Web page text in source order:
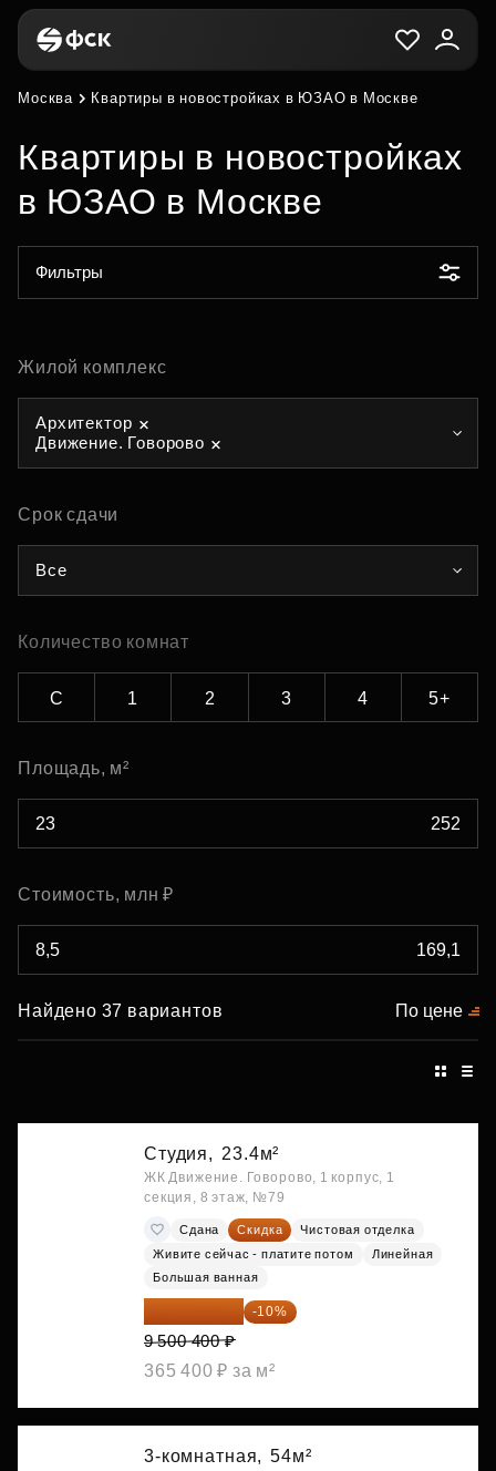
Москва Квартиры в новостройках в ЮЗАО в Москве
Квартиры в новостройках
в ЮЗАО в Москве
Фильтры
Жилой комплекс
Архитектор
Движение. Говорово
Срок сдачи
Все
Количество комнат
С 1 2 3 4 5+
Площадь, м²
Стоимость, млн ₽
Найдено 37 вариантов По цене
Студия, 23.4м²
ЖК Движение. Говорово, 1 корпус, 1
секция, 8 этаж, №79
Сдана Скидка
Чистовая отделка
Живите сейчас - платите потом
Линейная
Большая ванная
-10%
9 500 400 ₽
365 400 ₽ за м²
3-комнатная, 54м²